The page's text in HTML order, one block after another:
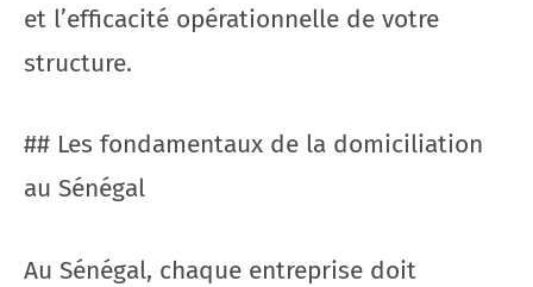
et l’efficacité opérationnelle de votre
structure.
## Les fondamentaux de la domiciliation
au Sénégal
Au Sénégal, chaque entreprise doit